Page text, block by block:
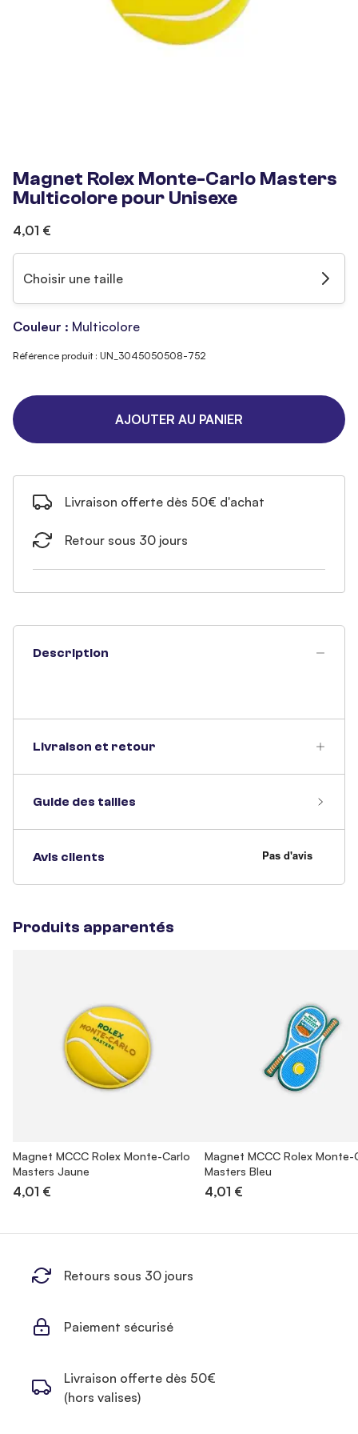
Magnet Rolex Monte-Carlo Masters
Multicolore pour Unisexe
4,01 €
Choisir une taille
Couleur : Multicolore
Référence produit : UN_3045050508-752
AJOUTER AU PANIER
Livraison offerte dès 50€ d'achat
Retour sous 30 jours
Description
Livraison et retour
Guide des tailles
Avis clients
Produits apparentés
Magnet MCCC Rolex Monte-Carlo
Masters Jaune
4,01 €
Magnet MCCC Rolex Monte-
Masters Bleu
4,01 €
Retours sous 30 jours
Paiement sécurisé
Livraison offerte dès 50€
(hors valises)